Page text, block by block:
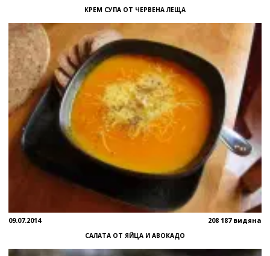
КРЕМ СУПА ОТ ЧЕРВЕНА ЛЕЩА
09.07.2014 208 187 видяна
САЛАТА ОТ ЯЙЦА И АВОКАДО